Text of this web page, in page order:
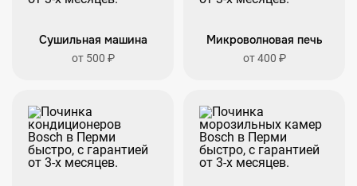
Сушильная машина
от 500 ₽
Микроволновая печь
от 400 ₽